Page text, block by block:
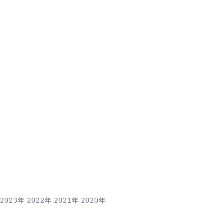
2023年 2022年 2021年 2020年